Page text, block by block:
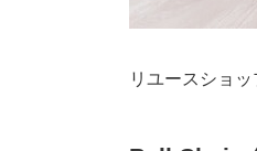
リユースショ